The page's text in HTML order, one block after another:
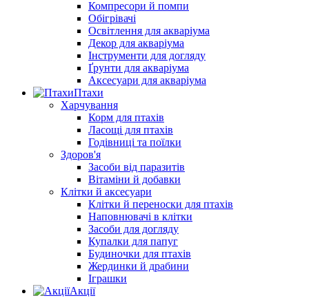
Компресори й помпи
Обігрівачі
Освітлення для акваріума
Декор для акваріума
Інструменти для догляду
Ґрунти для акваріума
Аксесуари для акваріума
Птахи
Харчування
Корм для птахів
Ласощі для птахів
Годівниці та поїлки
Здоров'я
Засоби від паразитів
Вітаміни й добавки
Клітки й аксесуари
Клітки й переноски для птахів
Наповнювачі в клітки
Засоби для догляду
Купалки для папуг
Будиночки для птахів
Жердинки й драбини
Іграшки
Акції